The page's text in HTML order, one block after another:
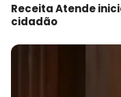
Receita Atende
cidadão